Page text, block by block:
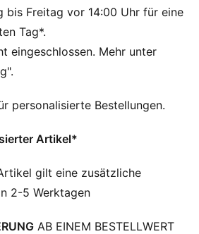
20 % recycelter
Fit
bis Freitag vor 14:00 Uhr für eine
Tag*.
eingeschlossen. Mehr unter
personalisierte Bestellungen.
Artikel*
gilt eine zusätzliche
2-5 Werktagen
AB EINEM BESTELLWERT